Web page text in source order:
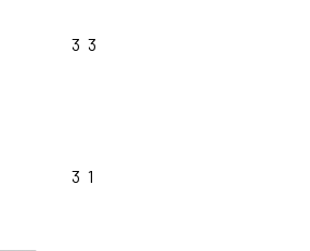
3 3
3 1